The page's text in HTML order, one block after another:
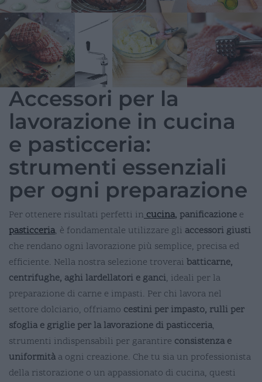
Accessori per la
lavorazione in cucina
e pasticceria:
strumenti essenziali
per ogni preparazione
Per ottenere risultati perfetti in cucina, panificazione e
pasticceria, è fondamentale utilizzare gli accessori giusti
che rendano ogni lavorazione più semplice, precisa ed
efficiente. Nella nostra selezione troverai batticarne,
centrifughe, aghi lardellatori e ganci, ideali per la
preparazione di carne e impasti. Per chi lavora nel
settore dolciario, offriamo cestini per impasto, rulli per
sfoglia e griglie per la lavorazione di pasticceria,
strumenti indispensabili per garantire consistenza e
uniformità a ogni creazione. Che tu sia un professionista
della ristorazione o un appassionato di cucina, questi